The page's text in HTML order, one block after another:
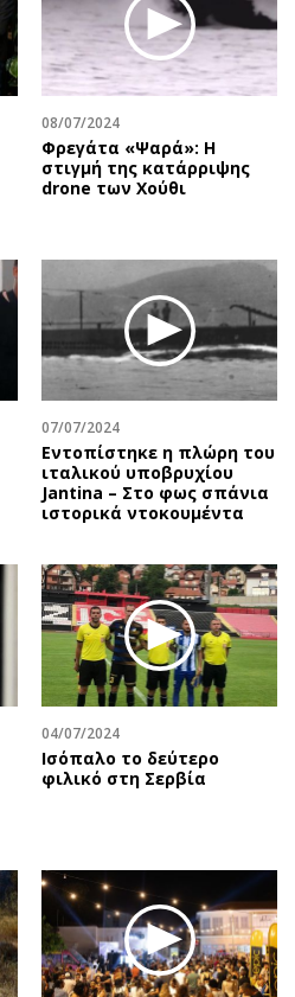
08/07/2024
Φρεγάτα «Ψαρά»: Η
στιγμή της κατάρριψης
drone των Χούθι
07/07/2024
Εντοπίστηκε η πλώρη του
ιταλικού υποβρυχίου
Jantina – Στο φως σπάνια
ιστορικά ντοκουμέντα
04/07/2024
Ισόπαλο το δεύτερο
φιλικό στη Σερβία